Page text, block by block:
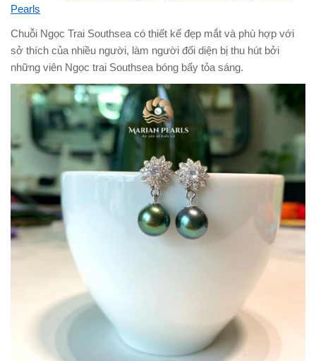
Pearls
Chuỗi Ngọc Trai Southsea có thiết kế đẹp mắt và phù hợp với
sở thích của nhiều người, làm người đối diện bị thu hút bởi
những viên Ngọc trai Southsea bóng bẩy tỏa sáng.